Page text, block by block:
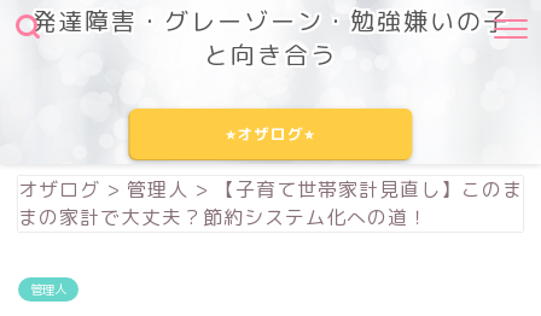
発達障害・グレーゾーン・勉強嫌いの子
と向き合う
⭐︎オザログ⭐︎
オザログ > 管理人 >
【子育て世帯家計見直し】このま
まの家計で大丈夫？節約システム化への道！
管理人